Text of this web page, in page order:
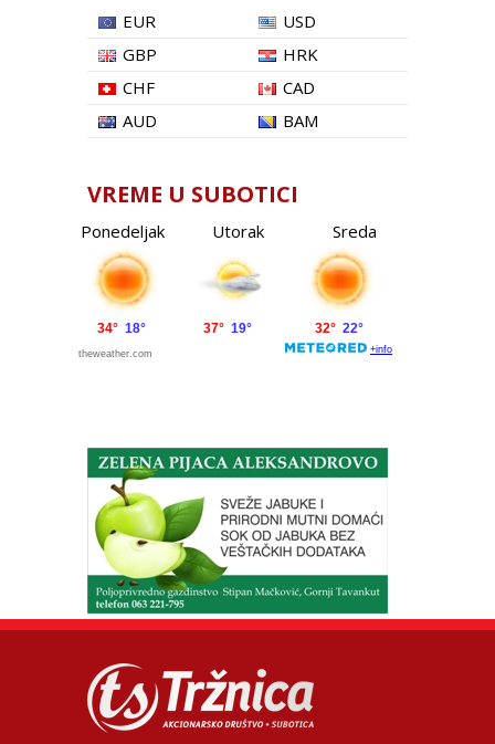
EUR
USD
GBP
HRK
CHF
CAD
AUD
BAM
VREME U SUBOTICI
Ponedeljak Utorak Sreda